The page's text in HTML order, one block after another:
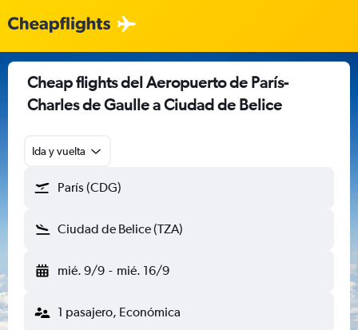
Cheap flights del Aeropuerto de París-
Charles de Gaulle a Ciudad de Belice
Ida y vuelta
París (CDG)
Ciudad de Belice (TZA)
mié. 9/9 - mié. 16/9
1 pasajero, Económica